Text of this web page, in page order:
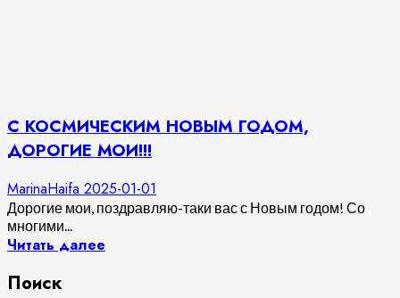
С КОСМИЧЕСКИМ НОВЫМ ГОДОМ,
ДОРОГИЕ МОИ!!!
MarinaHaifa 2025-01-01
Дорогие мои, поздравляю-таки вас с Новым годом! Со
многими...
Читать далее
Поиск